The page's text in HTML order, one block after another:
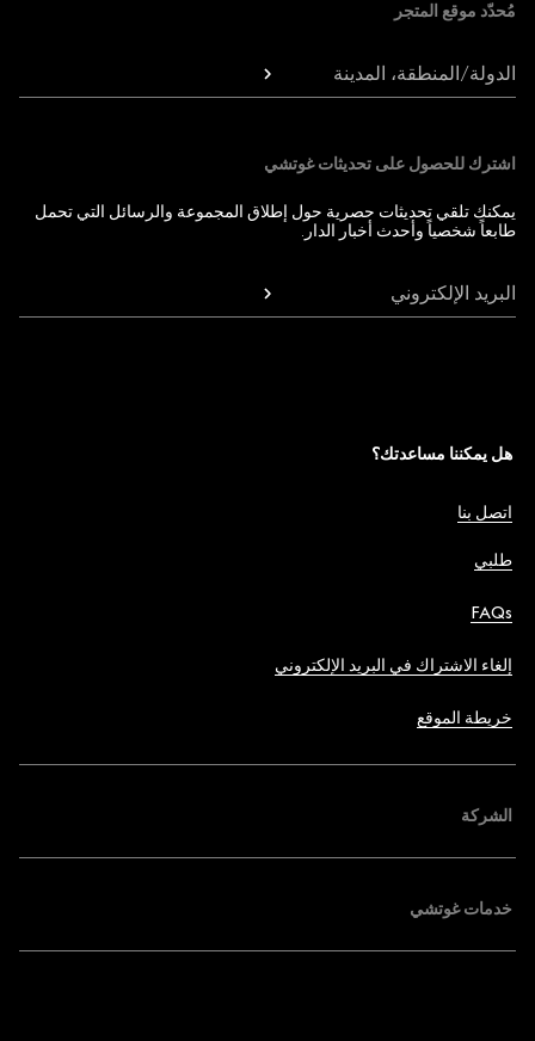
مُحدّد موقع المتجر
الدولة/المنطقة، المدينة
اشترك للحصول على تحديثات غوتشي
يمكنك تلقي تحديثات حصرية حول إطلاق المجموعة والرسائل التي تحمل
طابعاً شخصياً وأحدث أخبار الدار.
البريد الإلكتروني
هل يمكننا مساعدتك؟
اتصل بنا
طلبي
FAQs
إلغاء الاشتراك في البريد الإلكتروني
خريطة الموقع
الشركة
خدمات غوتشي